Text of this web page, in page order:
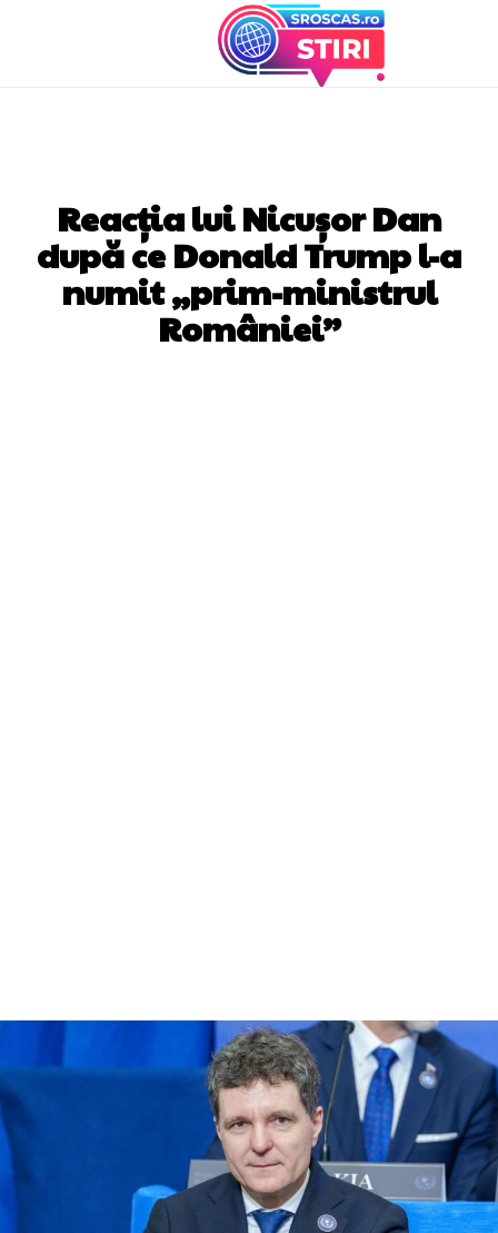
Reacția lui Nicușor Dan
după ce Donald Trump l-a
numit „prim-ministrul
României”